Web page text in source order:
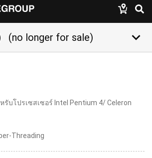
(no longer for sale) keyboard_arrow_down
รับโปรเซสเซอร์ Intel Pentium 4/ Celeron
Threading